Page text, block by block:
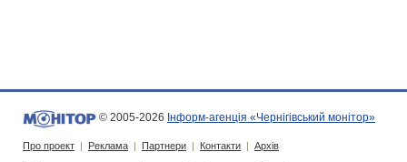
© 2005-2026 Інформ-агенція «Чернігівський монітор»
Про проект | Реклама | Партнери | Контакти | Архів